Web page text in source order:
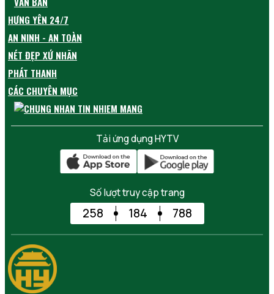
HƯNG YÊN 24/7
AN NINH - AN TOÀN
NÉT ĐẸP XỨ NHÃN
PHÁT THANH
CÁC CHUYÊN MỤC
Tải ứng dụng HYTV
Số lượt truy cập trang
258 184 788